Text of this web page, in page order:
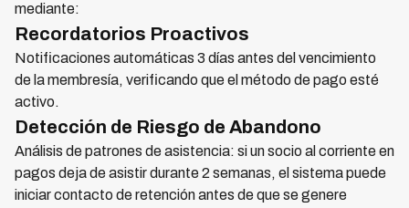
mediante:
Recordatorios Proactivos
Notificaciones automáticas 3 días antes del vencimiento
de la membresía, verificando que el método de pago esté
activo.
Detección de Riesgo de Abandono
Análisis de patrones de asistencia: si un socio al corriente en
pagos deja de asistir durante 2 semanas, el sistema puede
iniciar contacto de retención antes de que se genere